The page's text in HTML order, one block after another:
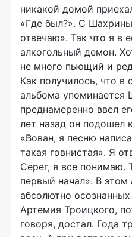
никакой домой
«Где был?». С
отвечаю». Так что я в
алкогольный демон.
не много пьющий и
Как получилось, что в
альбома упоминается
преднамеренно ввел
лет назад он подошел
«Вован, я песню
такая говнистая». Я
Серег, я все понимаю.
первый начал». В этом
абсолютно
Артемия Троицкого,
говоря, достал. Года